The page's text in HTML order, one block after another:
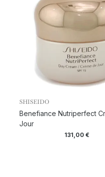
SHISEIDO
Benefiance Nutriperfect
Jour
131,00 €